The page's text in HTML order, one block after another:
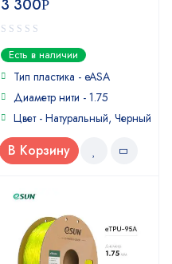
3 300Р
0
out
of
Есть в наличии
Тип пластика - eASA
Диаметр нити - 1.75
Цвет - Натуральный, Черный
В Корзину